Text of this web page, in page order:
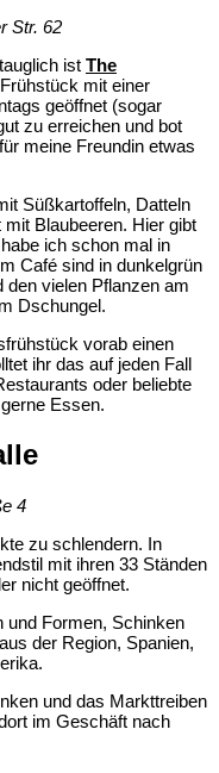
Str. 62
ist The
mit einer
geöffnet (sogar
zu erreichen und bot
meine Freundin etwas
Süßkartoffeln, Datteln
Blaubeeren. Hier gibt
ich schon mal in
Café sind in dunkelgrün
den vielen Pflanzen am
Dschungel.
vorab einen
ihr das auf jeden Fall
oder beliebte
Essen.
4
zu schlendern. In
mit ihren 33 Ständen
nicht geöffnet.
und Formen, Schinken
der Region, Spanien,
und das Markttreiben
im Geschäft nach